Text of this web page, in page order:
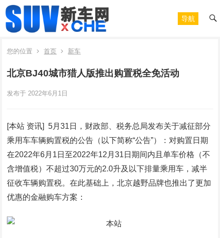
导航
您的位置 首页 新车
北京BJ40城市猎人版推出购置税全免活动
发布于 2022年6月1日
[本站 资讯] 5月31日，财政部、税务总局发布关于减征部分
乘用车车辆购置税的公告（以下简称“公告”）：对购置日期
在2022年6月1日至2022年12月31日期间内且单车价格（不
含增值税）不超过30万元的2.0升及以下排量乘用车，减半
征收车辆购置税。在此基础上，北京越野品牌也推出了更加
优惠的金融购车方案：